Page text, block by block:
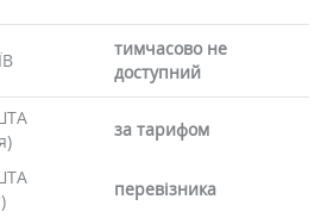
тимчасово не
доступний
за тарифом
перевізника